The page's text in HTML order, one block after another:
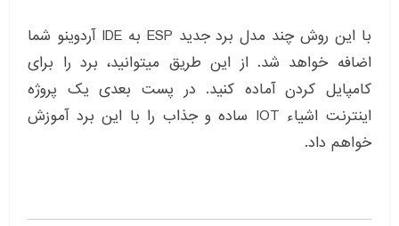
با این روش چند مدل برد جدید ESP به IDE آردوینو شما
اضافه خواهد شد. از این طریق میتوانید، برد را برای
کامپایل کردن آماده کنید. در پست بعدی یک پروژه
اینترنت اشیاء IOT ساده و جذاب را با این برد آموزش
خواهم داد.